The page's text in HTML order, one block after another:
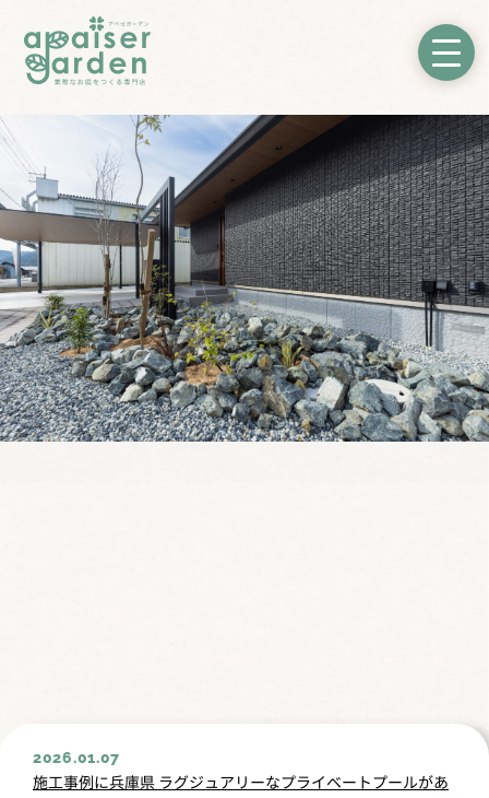
2026.01.07
施工事例に兵庫県 ラグジュアリーなプライベートプールがあ